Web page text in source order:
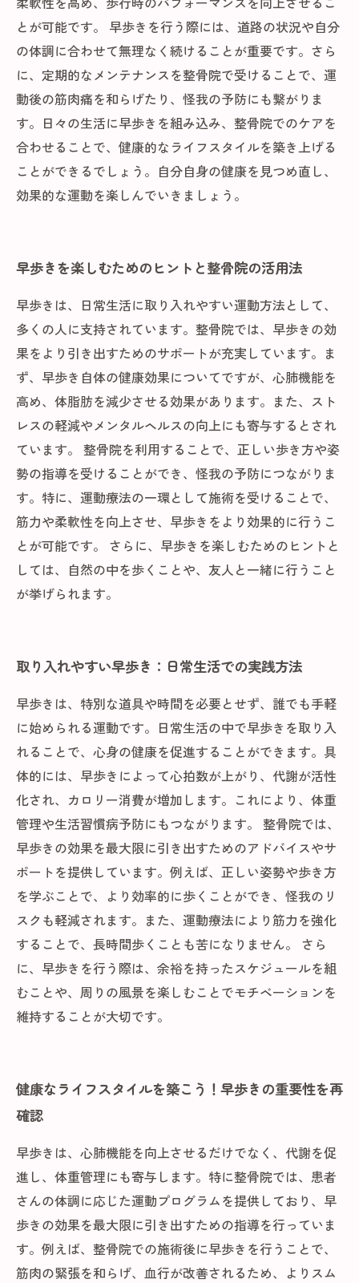
とが可能です。 早歩きを行う際には、道路の状況や自分
の体調に合わせて無理なく続けることが重要です。さら
に、定期的なメンテナンスを整骨院で受けることで、運
動後の筋肉痛を和らげたり、怪我の予防にも繋がりま
す。日々の生活に早歩きを組み込み、整骨院でのケアを
合わせることで、健康的なライフスタイルを築き上げる
ことができるでしょう。自分自身の健康を見つめ直し、
効果的な運動を楽しんでいきましょう。
早歩きを楽しむためのヒントと整骨院の活用法
早歩きは、日常生活に取り入れやすい運動方法として、
多くの人に支持されています。整骨院では、早歩きの効
果をより引き出すためのサポートが充実しています。ま
ず、早歩き自体の健康効果についてですが、心肺機能を
高め、体脂肪を減少させる効果があります。また、スト
レスの軽減やメンタルヘルスの向上にも寄与するとされ
ています。 整骨院を利用することで、正しい歩き方や姿
勢の指導を受けることができ、怪我の予防につながりま
す。特に、運動療法の一環として施術を受けることで、
筋力や柔軟性を向上させ、早歩きをより効果的に行うこ
とが可能です。 さらに、早歩きを楽しむためのヒントと
しては、自然の中を歩くことや、友人と一緒に行うこと
が挙げられます。
取り入れやすい早歩き：日常生活での実践方法
早歩きは、特別な道具や時間を必要とせず、誰でも手軽
に始められる運動です。日常生活の中で早歩きを取り入
れることで、心身の健康を促進することができます。具
体的には、早歩きによって心拍数が上がり、代謝が活性
化され、カロリー消費が増加します。これにより、体重
管理や生活習慣病予防にもつながります。 整骨院では、
早歩きの効果を最大限に引き出すためのアドバイスやサ
ポートを提供しています。例えば、正しい姿勢や歩き方
を学ぶことで、より効率的に歩くことができ、怪我のリ
スクも軽減されます。また、運動療法により筋力を強化
することで、長時間歩くことも苦になりません。 さら
に、早歩きを行う際は、余裕を持ったスケジュールを組
むことや、周りの風景を楽しむことでモチベーションを
維持することが大切です。
健康なライフスタイルを築こう！早歩きの重要性を再
確認
早歩きは、心肺機能を向上させるだけでなく、代謝を促
進し、体重管理にも寄与します。特に整骨院では、患者
さんの体調に応じた運動プログラムを提供しており、早
歩きの効果を最大限に引き出すための指導を行っていま
す。例えば、整骨院での施術後に早歩きを行うことで、
筋肉の緊張を和らげ、血行が改善されるため、よりスム